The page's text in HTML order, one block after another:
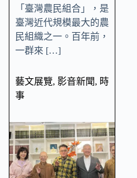
「臺灣農民組合」，是
臺灣近代規模最大的農
民組織之一。百年前，
一群來 […]
藝文展覽, 影音新聞, 時
事